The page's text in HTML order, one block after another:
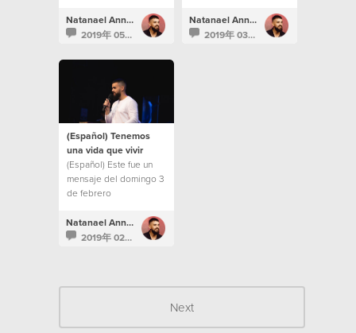
Natanael Annacondia
2019年 05月 14日
Natanael Annacondia
2019年 03月 14日
(Español) Tenemos
una vida que vivir
(Español) Este fue un
mensaje del domingo 3
de febrero
Natanael Annacondia
2019年 02月 7日
Next